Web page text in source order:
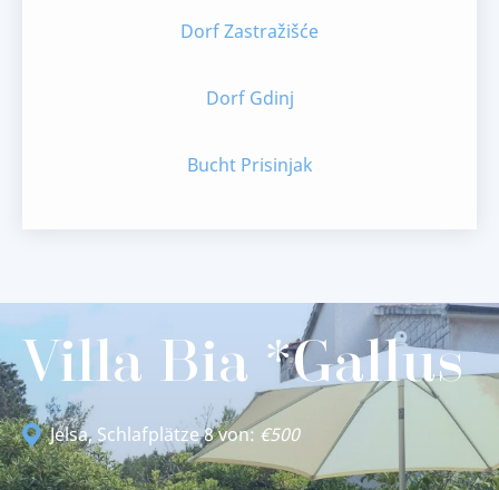
Dorf Zastražišće
Dorf Gdinj
Bucht Prisinjak
Villa Bia *Gallus
Jelsa, Schlafplätze 8 von: €500